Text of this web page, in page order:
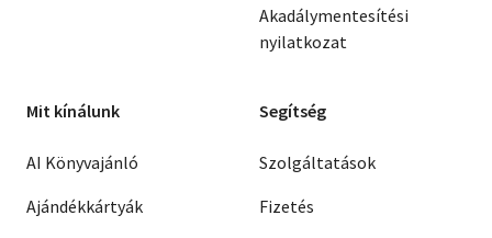
Akadálymentesítési
nyilatkozat
Mit kínálunk
AI Könyvajánló
Ajándékkártyák
Segítség
Szolgáltatások
Fizetés